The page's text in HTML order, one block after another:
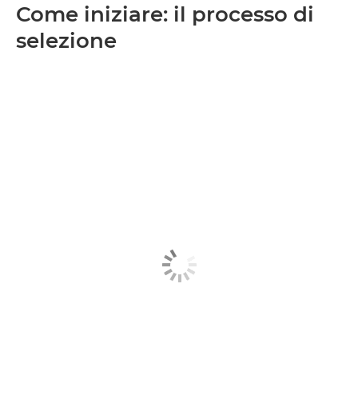
Come iniziare: il processo di
selezione